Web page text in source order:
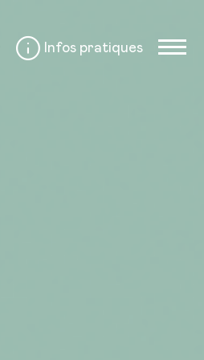
Infos pratiques